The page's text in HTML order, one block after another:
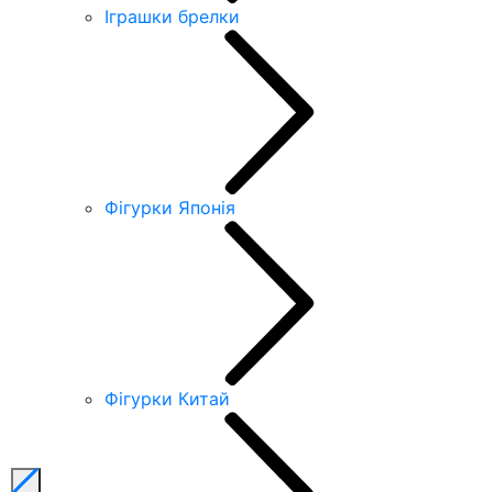
Іграшки брелки
Фігурки Японія
Фігурки Китай